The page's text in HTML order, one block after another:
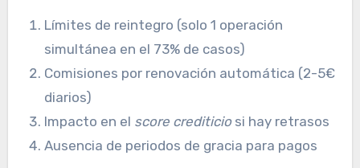
Límites de reintegro (solo 1 operación
simultánea en el 73% de casos)
Comisiones por renovación automática (2-5€
diarios)
Impacto en el score crediticiosi hay retrasos
Ausencia de periodos de gracia para pagos